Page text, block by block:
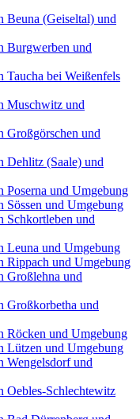
Beuna (Geiseltal) und
Burgwerben und
Taucha bei Weißenfels
Muschwitz und
Großgörschen und
Dehlitz (Saale) und
Poserna und Umgebung
Sössen und Umgebung
Schkortleben und
Leuna und Umgebung
Rippach und Umgebung
Großlehna und
Großkorbetha und
Röcken und Umgebung
Lützen und Umgebung
Wengelsdorf und
Oebles-Schlechtewitz